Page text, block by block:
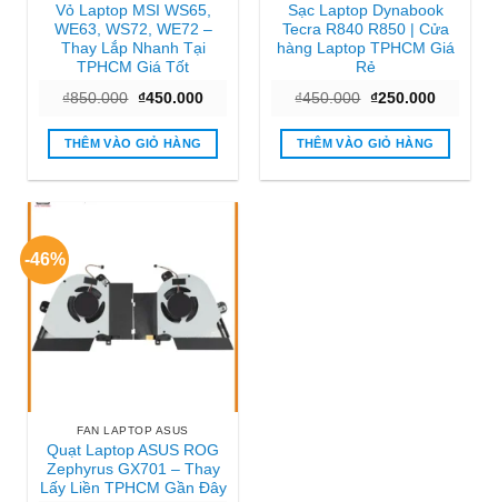
Vỏ Laptop MSI WS65,
WE63, WS72, WE72 –
Thay Lắp Nhanh Tại
TPHCM Giá Tốt
₫850.000 Giá
là:
₫850.000.
₫450.000Giá
tại
₫450.000.
THÊM VÀO GIỎ HÀNG
Sạc Laptop Dynabook
Tecra R840 R850 | Cửa
hàng Laptop TPHCM Giá
Rẻ
₫450.000 Giá
là:
₫450.000.
₫250.000Giá
tại
THÊM VÀO GIỎ HÀNG
-46%
FAN LAPTOP ASUS
Quạt Laptop ASUS ROG
Zephyrus GX701 – Thay
Lấy Liền TPHCM Gần Đây